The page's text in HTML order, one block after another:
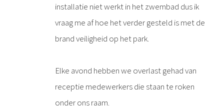
installatie niet werkt in het zwembad dus ik
vraag me af hoe het verder gesteld is met de
brand veiligheid op het park.
Elke avond hebben we overlast gehad van
receptie medewerkers die staan te roken
onder ons raam.